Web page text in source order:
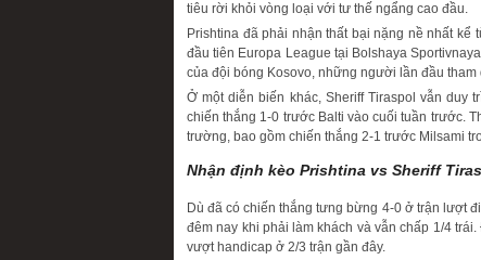
tiêu rời khỏi vòng loại với tư thế ngẩng cao đầu.
Prishtina đã phải nhận thất bại nặng nề nhất
đầu tiên Europa League tại Bolshaya
của đội bóng Kosovo, những người lần đầu
Ở một diễn biến khác, Sheriff Tiraspol vẫn duy
chiến thắng 1-0 trước Balti vào cuối tuần trước.
trường, bao gồm chiến thắng 2-1 trước Milsami
Nhận định kèo Prishtina vs Sheriff
Dù đã có chiến thắng tưng bừng 4-0 ở trận lượt
đêm nay khi phải làm khách và vẫn chấp 1/4
vượt handicap ở 2/3 trận gần đây.